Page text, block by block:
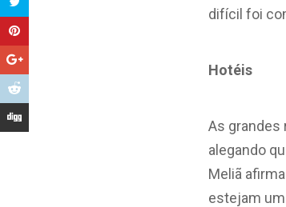
difícil foi
Hotéis
As grandes
alegando
Meliã
estejam um